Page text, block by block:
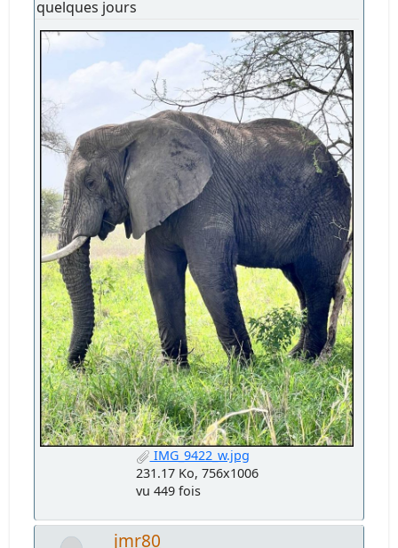
quelques jours
IMG_9422_w.jpg
231.17 Ko, 756x1006
vu 449 fois
jmr80